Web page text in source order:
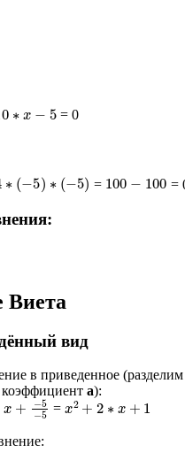
∗ = 0
−5 )∗ 5 = 100 100 =
Виета
вид
в приведенное (разделим
коэффициент a):
∗x+ =x2+2∗ 1